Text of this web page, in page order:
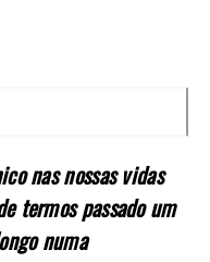
nas nossas vidas
termos passado um
numa